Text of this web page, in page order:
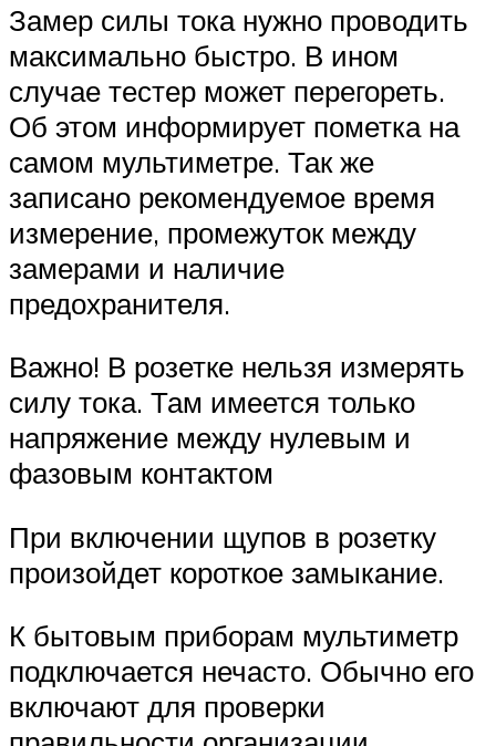
Замер силы тока нужно проводить
максимально быстро. В ином
случае тестер может перегореть.
Об этом информирует пометка на
самом мультиметре. Так же
записано рекомендуемое время
измерение, промежуток между
замерами и наличие
предохранителя.
Важно! В розетке нельзя измерять
силу тока. Там имеется только
напряжение между нулевым и
фазовым контактом
При включении щупов в розетку
произойдет короткое замыкание.
К бытовым приборам мультиметр
подключается нечасто. Обычно его
включают для проверки